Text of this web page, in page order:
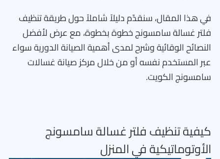
في هذا المقال، سنقدّم دليلاً شاملاً حول طريقة تنظيف
فلتر غسالة سامسونج خطوة بخطوة، مع عرض لأفضل
النصائح الوقائية وشرح لمدى أهمية الصيانة الدورية سواء
عبر المستخدم نفسه أو من خلال مركز صيانة غسالات
سامسونج الكويت.
كيفية تنظيف فلتر غسالة سامسونج
الأوتوماتيكية في المنزل